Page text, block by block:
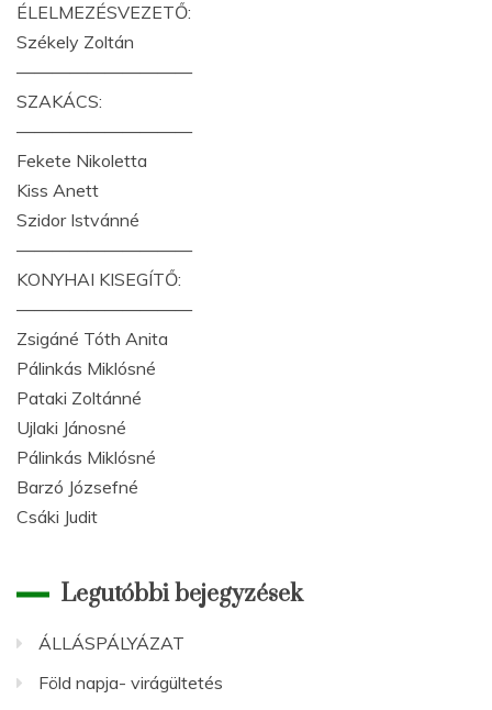
ÉLELMEZÉSVEZETŐ:
Székely Zoltán
——————————
SZAKÁCS:
——————————
Fekete Nikoletta
Kiss Anett
Szidor Istvánné
——————————
KONYHAI KISEGÍTŐ:
——————————
Zsigáné Tóth Anita
Pálinkás Miklósné
Pataki Zoltánné
Ujlaki Jánosné
Pálinkás Miklósné
Barzó Józsefné
Csáki Judit
Legutóbbi bejegyzések
ÁLLÁSPÁLYÁZAT
Föld napja- virágültetés